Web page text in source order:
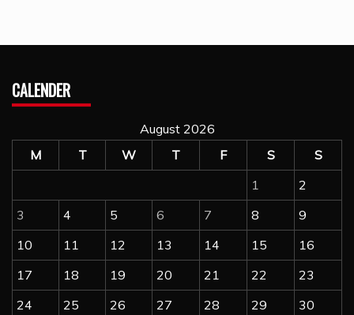
CALENDER
August 2026
M
T W T F S
S
1
2
3
4 5 6 7 8
9
10
11 12 13 14 15
16
17
18 19 20 21 22
23
24
25 26 27 28 29
30